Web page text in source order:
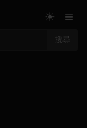
搜尋
☀ ≡